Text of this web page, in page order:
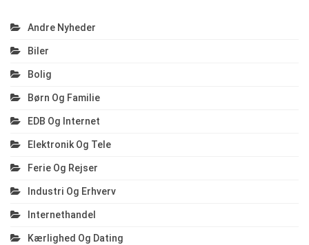
Andre Nyheder
Biler
Bolig
Børn Og Familie
EDB Og Internet
Elektronik Og Tele
Ferie Og Rejser
Industri Og Erhverv
Internethandel
Kærlighed Og Dating